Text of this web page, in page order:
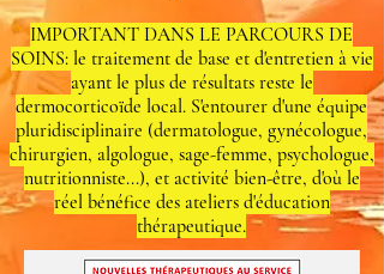
IMPORTANT DANS LE PARCOURS DE
SOINS: le traitement de base et d'entretien à vie
ayant le plus de résultats reste le
dermocorticoïde local. S'entourer d'une équipe
pluridisciplinaire (dermatologue, gynécologue,
chirurgien, algologue, sage-femme, psychologue,
nutritionniste...), et activité bien-être, d'où le
réel bénéfice des ateliers d'éducation
thérapeutique.